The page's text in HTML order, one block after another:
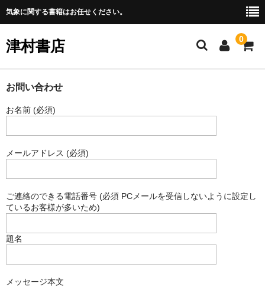
気象に関する書籍はお任せください。
津村書店 0
Home
全商品一覧
お振込みについて
ご利用ガイド
お問い合わせ
お問い合わせ
お名前 (必須)
メールアドレス (必須)
ご連絡のできる電話番号 (必須 PCメールを受信しないように設定し
ているお客様が多いため)
題名
メッセージ本文